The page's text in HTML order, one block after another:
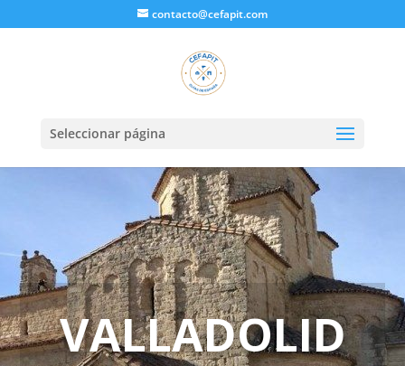
contacto@cefapit.com
Seleccionar página
VALLADOLID